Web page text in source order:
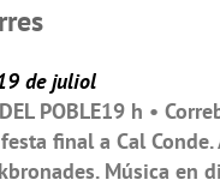
de juliol
POBLE19 h •
final a Cal Conde.
Música en